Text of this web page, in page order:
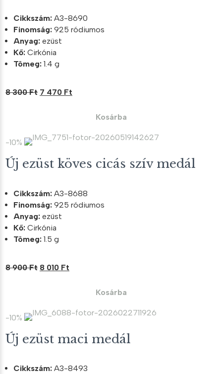
Cikkszám: A3-8690
Finomság: 925 ródiumos
Anyag: ezüst
Kő: Cirkónia
Tömeg: 1.4 g
8 300Ft Original
300 Ft.
7 470 Ft
470 Ft.
Kosárba
-10%
Új ezüst köves cicás szív medál
Cikkszám: A3-8688
Finomság: 925 ródiumos
Anyag: ezüst
Kő: Cirkónia
Tömeg: 1.5 g
8 900Ft Original
900 Ft.
8 010 Ft
010 Ft.
Kosárba
-10%
Új ezüst maci medál
Cikkszám: A3-8493